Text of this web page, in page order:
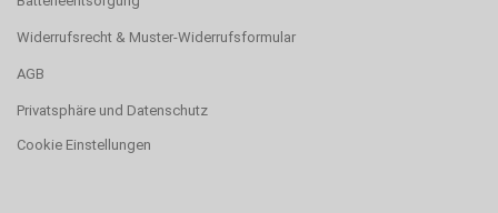
Widerrufsrecht & Muster-Widerrufsformular
AGB
Privatsphäre und Datenschutz
Cookie Einstellungen